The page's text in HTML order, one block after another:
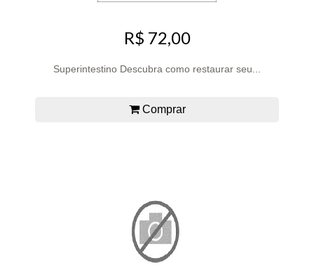
R$ 72,00
Superintestino Descubra como restaurar seu...
Comprar